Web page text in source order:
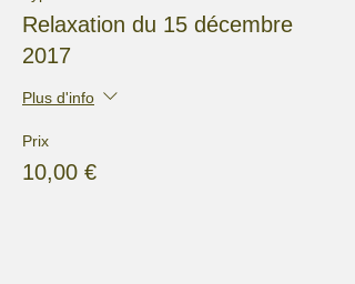
Relaxation du 15 décembre
2017
Plus d'info
Prix
10,00 €